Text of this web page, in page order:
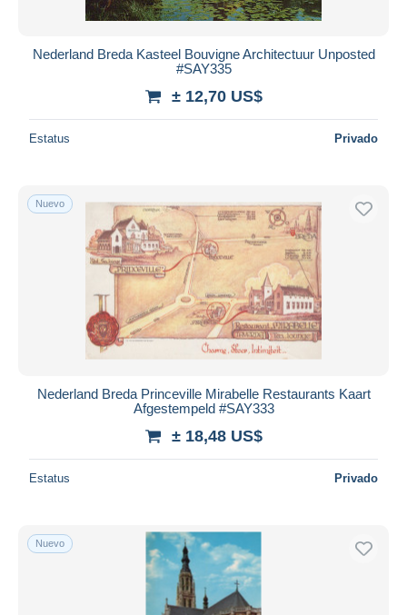
Nederland Breda Kasteel Bouvigne Architectuur Unposted
#SAY335
± 12,70 US$
Estatus Privado
Nuevo
Nederland Breda Princeville Mirabelle Restaurants Kaart
Afgestempeld #SAY333
± 18,48 US$
Estatus Privado
Nuevo